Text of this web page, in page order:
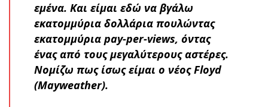
εμένα. Και είμαι εδώ να βγάλω
εκατομμύρια δολλάρια πουλώντας
εκατομμύρια pay-per-views, όντας
ένας από τους μεγαλύτερους αστέρες.
Νομίζω πως ίσως είμαι ο νέος Floyd
(Mayweather).